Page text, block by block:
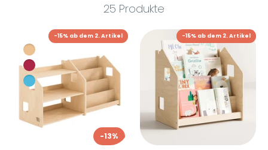
25 Produkte
-13%
-15% ab dem 2. Artikel -15% ab dem 2. Artikel